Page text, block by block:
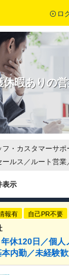
ロ
休暇ありの
・カスタマーサ
ールス／ルート営
業職／接客・販売
売（飲食）／ス
店舗開発／その他
児休暇あり
表示
報有 自己PR不要
休120日／個
内勤／未経験